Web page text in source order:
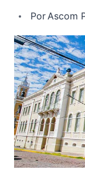
PorAscom